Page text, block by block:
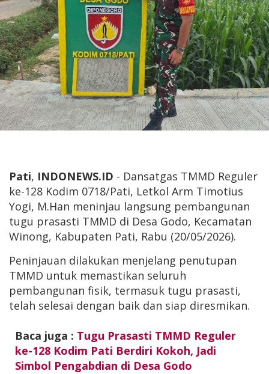
Pati, INDONEWS.ID - Dansatgas TMMD Reguler
ke-128 Kodim 0718/Pati, Letkol Arm Timotius
Yogi, M.Han meninjau langsung pembangunan
tugu prasasti TMMD di Desa Godo, Kecamatan
Winong, Kabupaten Pati, Rabu (20/05/2026).
Peninjauan dilakukan menjelang penutupan
TMMD untuk memastikan seluruh
pembangunan fisik, termasuk tugu prasasti,
telah selesai dengan baik dan siap diresmikan.
Baca juga : Tugu Prasasti TMMD Reguler
ke-128 Kodim Pati Berdiri Kokoh, Jadi
Simbol Pengabdian di Desa Godo